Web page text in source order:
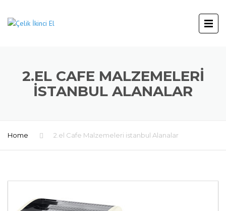
2.EL CAFE MALZEMELERI
ISTANBUL ALANALAR
Home 2.el Cafe Malzemeleri istanbul Alanalar